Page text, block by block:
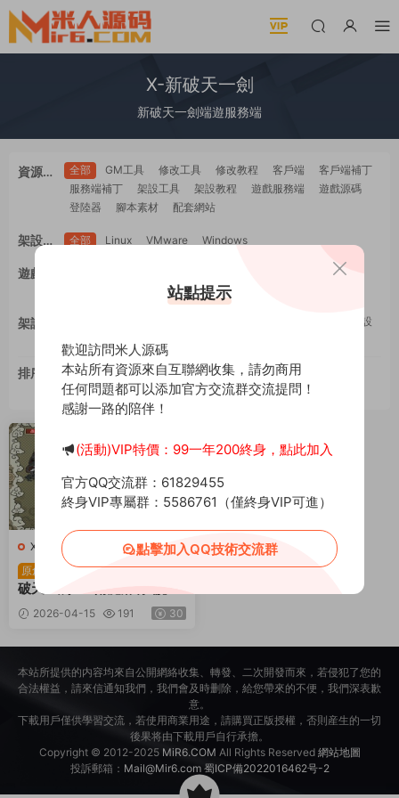
X-新破天一劍
新破天一劍端遊服務端
資源類
全部 GM工具 修改工具 修改教程 客戶端
客戶端補丁
服務端補丁
架設工具 架設教程 遊戲服務端
遊戲源碼
登陸器
腳本素材 配套網站
架設系
全部 Linux VMware Windows
遊戲平
多端互通 工具類
架設難
手工架設
架設工具
排序 最新 更新 推薦 下載 浏覽
評論
随機
X-新破天一劍
端遊服務端
原創
稀有武俠魔幻端遊【新
破天一劍-95附魔麻将端】
Win一鍵服務端+PC客戶端
+免授權網關+GM修改工具
2026-04-15 191 30
本站所提供的内容均來自公開網絡收集、轉發、二次開發而來，若侵犯了您的
合法權益，請來信通知我們，我們會及時删除，給您帶來的不便，我們深表歉
意。
下載用戶僅供學習交流，若使用商業用途，請購買正版授權，否則産生的一切
後果将由下載用戶自行承擔。
Copyright © 2012-2025 MiR6.COM All Rights Reserved 網站地圖
投訴郵箱： Mail@Mir6.com 蜀ICP備2022016462号-2
站點提示
歡迎訪問米人源碼
本站所有資源來自互聯網收集，請勿商用
任何問題都可以添加官方交流群交流提問！
感謝一路的陪伴！
(活動)VIP特價：99一年200終身，點此加入
官方QQ交流群：61829455
終身VIP專屬群：5586761（僅終身VIP可進）
點擊加入QQ技術交流群